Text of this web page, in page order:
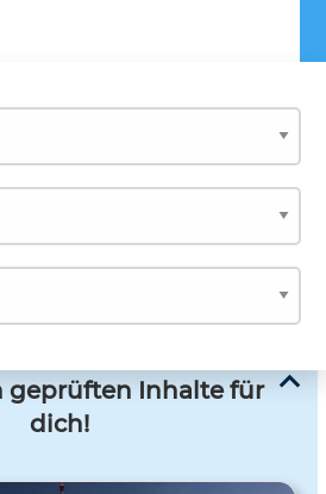
geprüften Inhalte für
dich!